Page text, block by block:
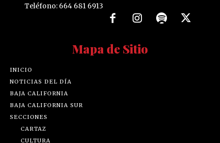
Teléfono: 664 681 6913
Mapa de Sitio
INICIO
NOTICIAS DEL DÍA
BAJA CALIFORNIA
BAJA CALIFORNIA SUR
SECCIONES
CARTAZ
CULTURA